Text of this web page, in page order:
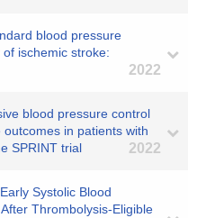
blood pressure
ischemic stroke:
2022
blood pressure control
in patients with
SPRINT trial
2022
Systolic Blood
Thrombolysis-Eligible